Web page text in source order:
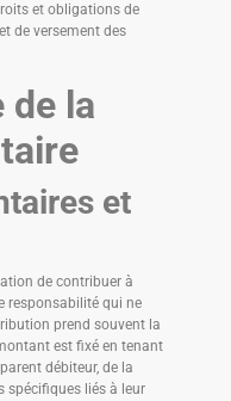
et obligations de
de versement des
de la
et
de contribuer à
responsabilité qui ne
prend souvent la
est fixé en tenant
débiteur, de la
spécifiques liés à leur